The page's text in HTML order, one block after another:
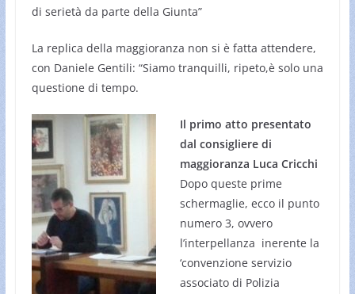
di serietà da parte della Giunta”
La replica della maggioranza non si è fatta attendere,
con Daniele Gentili: “Siamo tranquilli, ripeto,è solo una
questione di tempo.
Il primo atto presentato
dal consigliere di
maggioranza Luca Cricchi
Dopo queste prime
schermaglie, ecco il punto
numero 3, ovvero
l’interpellanza inerente la
‘convenzione servizio
associato di Polizia